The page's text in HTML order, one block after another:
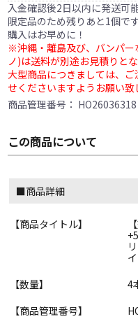
入金確認後2日以内に発送可
限定品のため残りあと1個で
購入はお早めに！
※沖縄・離島及び、バンパ
ノ)は送料が別途お見積りとな
大型商品につきましては、
せくださいますようお願い致
商品管理番号： HO26036318
この商品について
■商品詳細
【商品タイトル】
【数量】
4
【商品管理番号】